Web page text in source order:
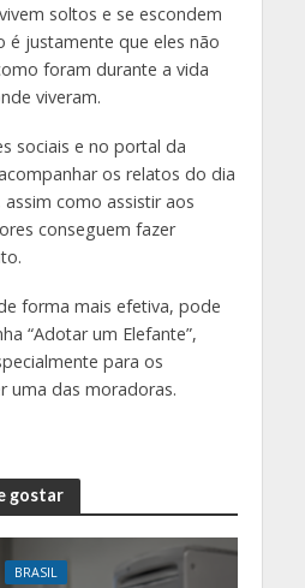
soltos e se escondem
é justamente que eles não
foram durante a vida
viveram.
sociais e no portal da
os relatos do dia
como assistir aos
conseguem fazer
forma mais efetiva, pode
“Adotar um Elefante”,
para os
uma das moradoras.
gostar
BRASIL